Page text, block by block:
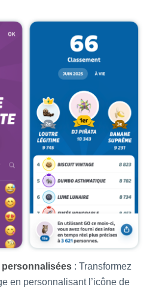
: Transformez
en personnalisant l’icône de